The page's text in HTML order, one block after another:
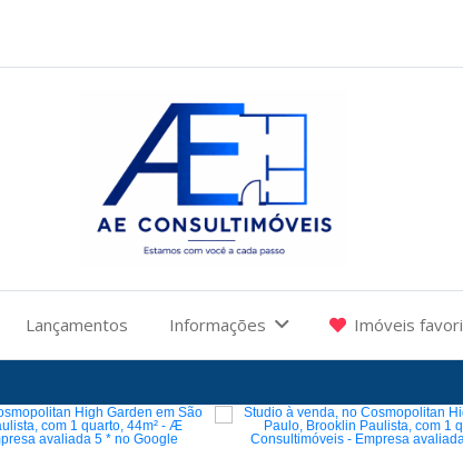
Lançamentos Informações Imóveis